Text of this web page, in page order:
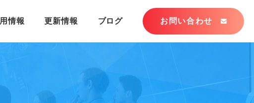
情報 更新情報 ブログ お問い合わせ